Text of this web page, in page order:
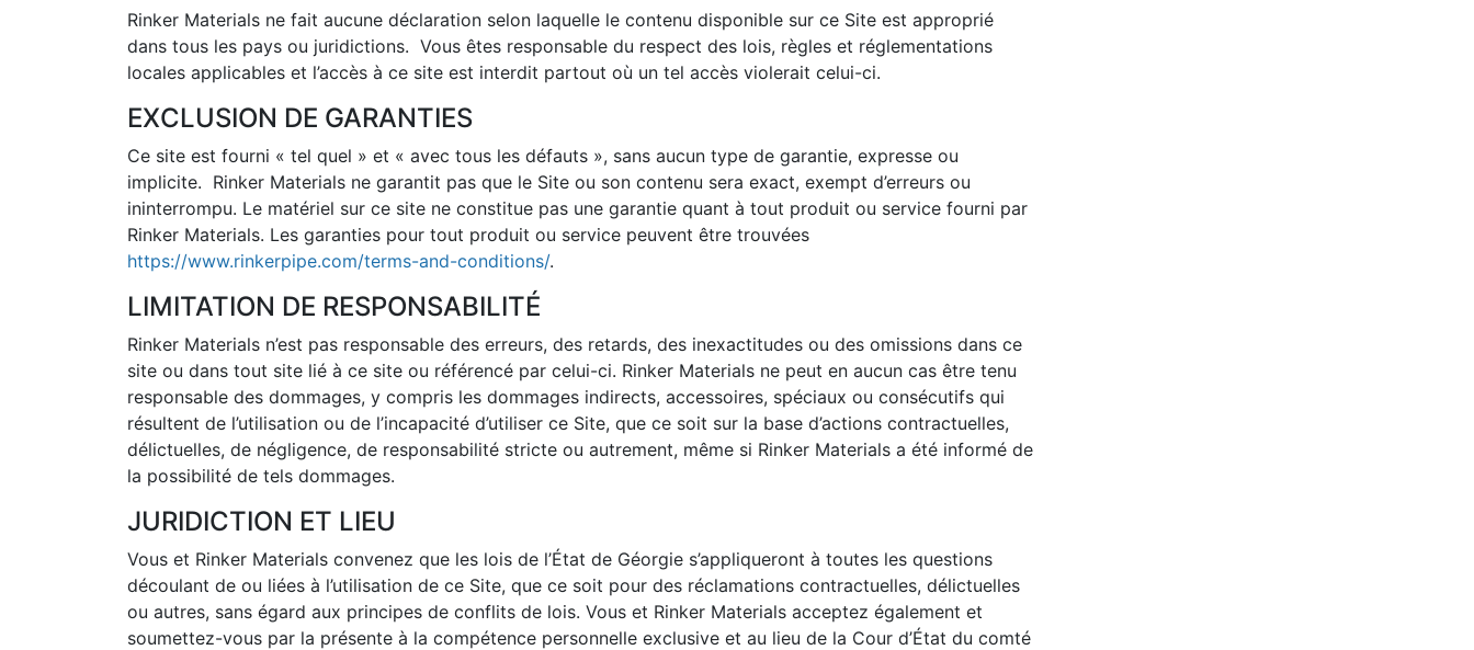
Rinker Materials ne fait aucune déclaration selon laquelle le contenu disponible sur ce Site est approprié
dans tous les pays ou juridictions. Vous êtes responsable du respect des lois, règles et réglementations
locales applicables et l’accès à ce site est interdit partout où un tel accès violerait celui-ci.
EXCLUSION DE GARANTIES
Ce site est fourni « tel quel » et « avec tous les défauts », sans aucun type de garantie, expresse ou
implicite. Rinker Materials ne garantit pas que le Site ou son contenu sera exact, exempt d’erreurs ou
ininterrompu. Le matériel sur ce site ne constitue pas une garantie quant à tout produit ou service fourni par
Rinker Materials. Les garanties pour tout produit ou service peuvent être trouvées
https://www.rinkerpipe.com/terms-and-conditions/.
LIMITATION DE RESPONSABILITÉ
Rinker Materials n’est pas responsable des erreurs, des retards, des inexactitudes ou des omissions dans ce
site ou dans tout site lié à ce site ou référencé par celui-ci. Rinker Materials ne peut en aucun cas être tenu
responsable des dommages, y compris les dommages indirects, accessoires, spéciaux ou consécutifs qui
résultent de l’utilisation ou de l’incapacité d’utiliser ce Site, que ce soit sur la base d’actions contractuelles,
délictuelles, de négligence, de responsabilité stricte ou autrement, même si Rinker Materials a été informé de
la possibilité de tels dommages.
JURIDICTION ET LIEU
Vous et Rinker Materials convenez que les lois de l’État de Géorgie s’appliqueront à toutes les questions
découlant de ou liées à l’utilisation de ce Site, que ce soit pour des réclamations contractuelles, délictuelles
ou autres, sans égard aux principes de conflits de lois. Vous et Rinker Materials acceptez également et
soumettez-vous par la présente à la compétence personnelle exclusive et au lieu de la Cour d’État du comté